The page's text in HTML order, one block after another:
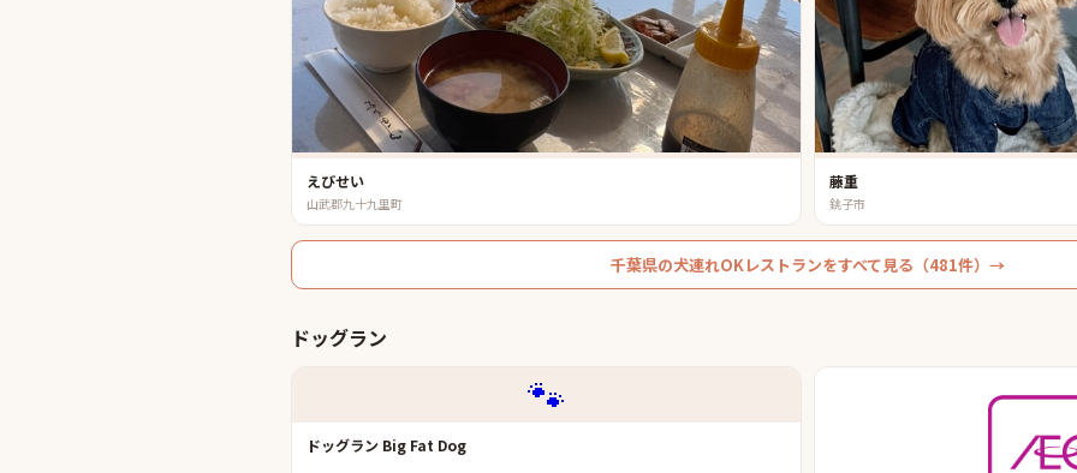
えびせい
山武郡九十九里町
藤重
銚子市
千葉県の犬連れOKレストランをすべて見る（481件）→
ドッグラン
🐾
ドッグラン Big Fat Dog